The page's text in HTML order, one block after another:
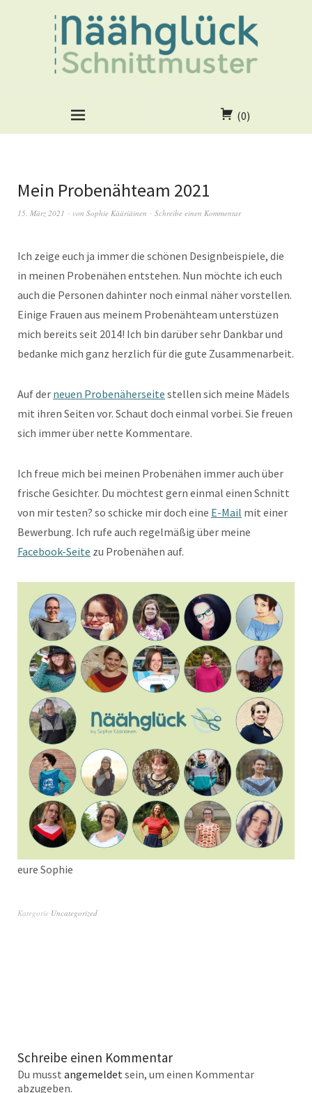
(0)
Mein Probenähteam 2021
15. März 2021 von Sophie Kääriäinen Schreibe einen Kommentar
Ich zeige euch ja immer die schönen Designbeispiele, die
in meinen Probenähen entstehen. Nun möchte ich euch
auch die Personen dahinter noch einmal näher vorstellen.
Einige Frauen aus meinem Probenähteam unterstüzen
mich bereits seit 2014! Ich bin darüber sehr Dankbar und
bedanke mich ganz herzlich für die gute Zusammenarbeit.
Auf der neuen Probenäherseite stellen sich meine Mädels
mit ihren Seiten vor. Schaut doch einmal vorbei. Sie freuen
sich immer über nette Kommentare.
Ich freue mich bei meinen Probenähen immer auch über
frische Gesichter. Du möchtest gern einmal einen Schnitt
von mir testen? so schicke mir doch eine E-Mail mit einer
Bewerbung. Ich rufe auch regelmäßig über meine
Facebook-Seite zu Probenähen auf.
eure Sophie
Kategorie Uncategorized
Schreibe einen Kommentar
Du musst angemeldetsein, um einen Kommentar
abzugeben.